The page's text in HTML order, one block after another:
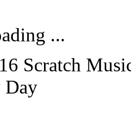
...
Scratch
Day